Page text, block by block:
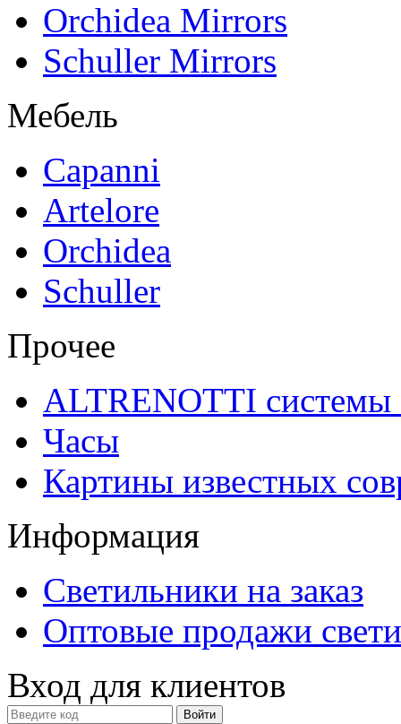
Orchidea Mirrors
Schuller Mirrors
Мебель
Capanni
Artelore
Orchidea
Schuller
Прочее
ALTRENOTTI системы
Часы
Картины известных
Информация
Светильники на заказ
Оптовые продажи
Вход для клиентов